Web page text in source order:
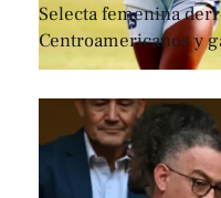
Selecta femenina
Centroamericanos y